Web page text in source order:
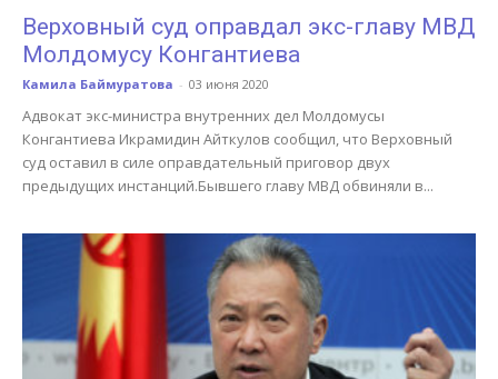
Верховный суд оправдал экс-главу МВД
Молдомусу Конгантиева
Камила Баймуратова - 03 июня 2020
Адвокат экс-министра внутренних дел Молдомусы
Конгантиева Икрамидин Айткулов сообщил, что Верховный
суд оставил в силе оправдательный приговор двух
предыдущих инстанций.Бывшего главу МВД обвиняли в...